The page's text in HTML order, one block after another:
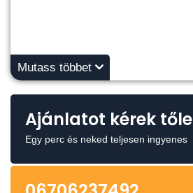
Mutass többet
Ajánlatot kérek tőle
Egy perc és neked teljesen ingyenes